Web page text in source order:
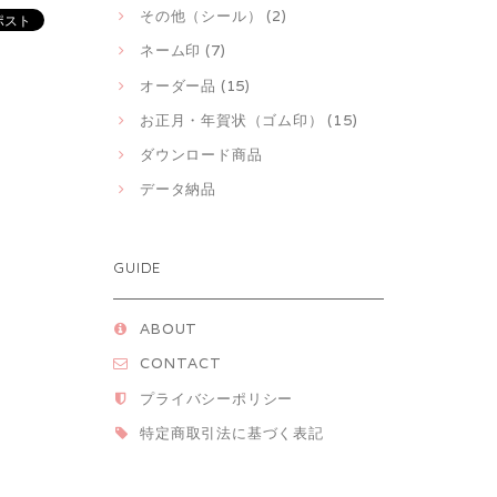
その他（シール） (2)
ネーム印 (7)
オーダー品 (15)
お正月・年賀状（ゴム印） (15)
ダウンロード商品
データ納品
GUIDE
ABOUT
CONTACT
プライバシーポリシー
特定商取引法に基づく表記